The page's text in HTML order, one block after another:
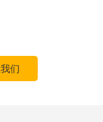
给。
们